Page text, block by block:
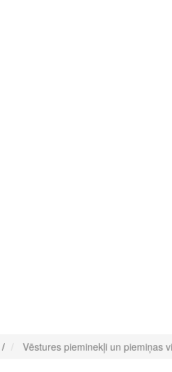
/ Vēstures pieminekļi un piemiņas